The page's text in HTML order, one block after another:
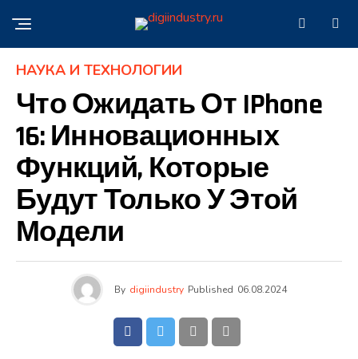
НАУКА И ТЕХНОЛОГИИ
Что Ожидать От IPhone
16: Инновационных
Функций, Которые
Будут Только У Этой
Модели
By digiindustry Published 06.08.2024